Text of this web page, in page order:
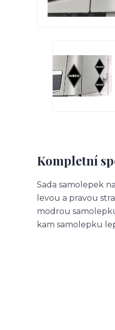
Kompletní
Sada samolepek
levou a pravou
modrou
kam samolepku